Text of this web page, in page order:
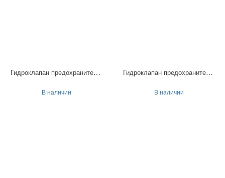
Гидроклапан предохранительный МКПВ-25/3Ф10П
В наличии
Гидроклапан предохранительный МКПВ-16/3Ф2П
В наличии